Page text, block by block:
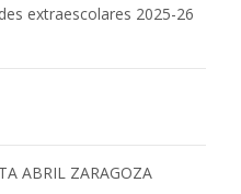
extraescolares 2025-26
ABRIL ZARAGOZA